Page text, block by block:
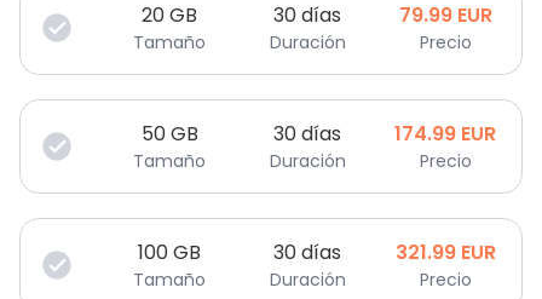
20GB
Tamaño
30 días
Duración
79.99 EUR
Precio
50GB
Tamaño
30 días
Duración
174.99 EUR
Precio
100GB
Tamaño
30 días
Duración
321.99 EUR
Precio